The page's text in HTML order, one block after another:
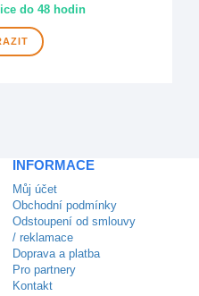
do 48 hodin
INFORMACE
Můj účet
Obchodní podmínky
Odstoupení od smlouvy
/ reklamace
Doprava a platba
Pro partnery
Kontakt